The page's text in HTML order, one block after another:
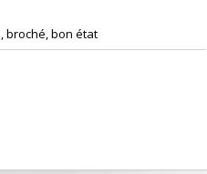
broché, bon état‎